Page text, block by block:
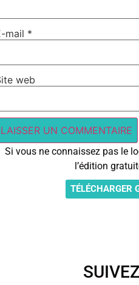
mail *
web
Si vous ne connaissez pas le
l’édition
TÉLÉCHARGER